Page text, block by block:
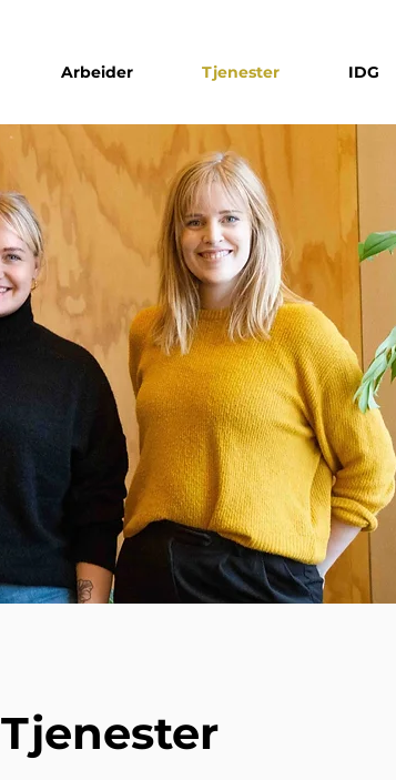
Arbeider Tjenester IDG
Tjenester